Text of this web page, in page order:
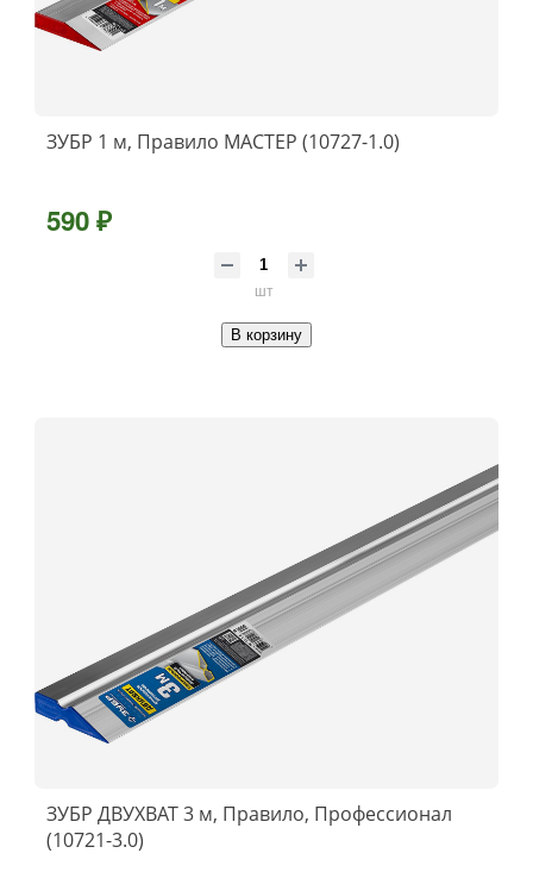
ЗУБР 1 м, Правило МАСТЕР (10727-1.0)
590 ₽
шт
В корзину
ЗУБР ДВУХВАТ 3 м, Правило, Профессионал
(10721-3.0)